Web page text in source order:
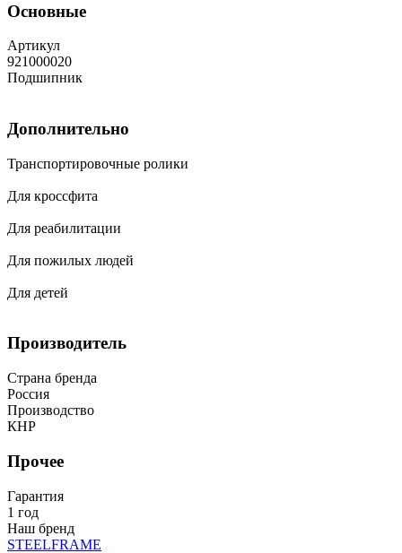
Основные
Артикул
921000020
Подшипник
Дополнительно
Транспортировочные ролики
Для кроссфита
Для реабилитации
Для пожилых людей
Для детей
Производитель
Страна бренда
Россия
Производство
КНР
Прочее
Гарантия
1 год
Наш бренд
STEELFRAME